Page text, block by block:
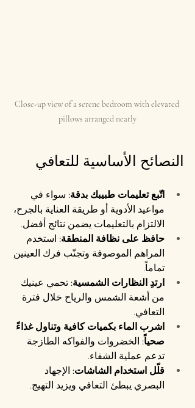
Close-up view of a serene bedroom with elevated
pillows arranged neatly
النصائح الأساسية للتعافي
اتّبع تعليمات طبيبك بدقة: سواء في
مواعيد الأدوية أو طريقة العناية بالجرح،
الالتزام بالتعليمات يضمن نتائج أفضل.
حافظ على نظافة المنطقة: استخدم
المراهم الموصوفة وتجنّب فرك العينين
تماماً.
ارتدِ النظارات الشمسية: تحمي عينيك
من أشعة الشمس والرياح خلال فترة
التعافي.
اشرب الماء بكميات كافية وتناول غذاءً
صحياً: الخضروات والفواكه الطازجة
تدعم عملية الشفاء.
قلّل استخدام الشاشات: الإجهاد
البصري يبطئ التعافي ويزيد التهيج.